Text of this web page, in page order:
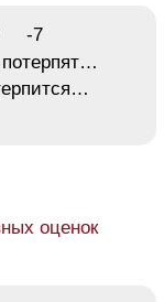
-7
оценок